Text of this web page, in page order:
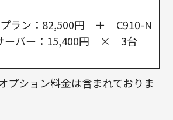
ラン：82,500円 ＋ C910-N
ーバー：15,400円 × 3台
プション料金は含まれておりま